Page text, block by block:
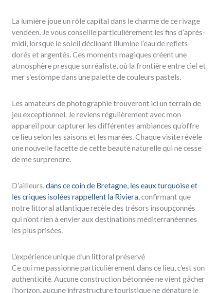
La lumière joue un rôle capital dans le charme de ce rivage
vendéen. Je vous conseille particulièrement les fins d’après-
midi, lorsque le soleil déclinant illumine l’eau de reflets
dorés et argentés. Ces moments magiques créent une
atmosphère presque surréaliste, où la frontière entre ciel et
mer s’estompe dans une palette de couleurs pastels.
Les amateurs de photographie trouveront ici un terrain de
jeu exceptionnel. Je reviens régulièrement avec mon
appareil pour capturer les différentes ambiances qu’offre
ce lieu selon les saisons et les marées. Chaque visite révèle
une nouvelle facette de cette beauté naturelle qui ne cesse
de me surprendre.
D’ailleurs,dans ce coin de Bretagne, les eaux turquoise et
les criques isolées rappellent la Riviera, confirmant que
notre littoral atlantique recèle des trésors insoupçonnés
qui n’ont rien à envier aux destinations méditerranéennes
les plus prisées.
L’expérience unique d’un littoral préservé
Ce qui me passionne particulièrement dans ce lieu, c’est son
authenticité. Aucune construction bétonnée ne vient gâcher
l’horizon, aucune infrastructure touristique ne dénature le